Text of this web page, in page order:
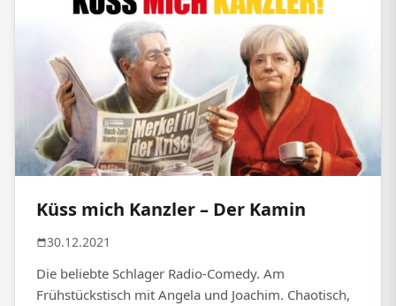
Küss mich Kanzler – Der Kamin
30.12.2021
Die beliebte Schlager Radio-Comedy. Am
Frühstückstisch mit Angela und Joachim. Chaotisch,